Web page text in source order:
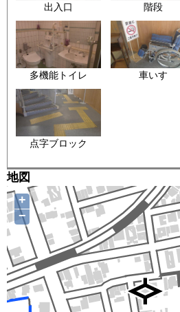
出入口 階段
多機能トイレ 車いす
点字ブロック
地図
+
−